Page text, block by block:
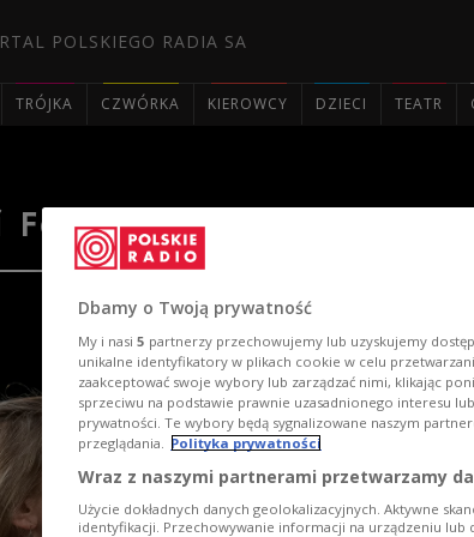
POLSKIEGO RADIA SA
TRÓJKA CZWÓRKA KIEROWCY DZIECI TEATR
Folkowej "Nowa
Dbamy o Twoją prywatność
My i nasi 5 partnerzy przechowujemy lub uzyskujemy
unikalne identyfikatory w plikach cookie w celu
zaakceptować swoje wybory lub zarządzać nimi, klikając
sprzeciwu na podstawie prawnie uzasadnionego interesu
prywatności. Te wybory będą sygnalizowane naszym
przeglądania. Polityka prywatności
Wraz z naszymi partnerami przetwarzamy
Użycie dokładnych danych geolokalizacyjnych. Aktywne
identyfikacji. Przechowywanie informacji na urządzeniu lub